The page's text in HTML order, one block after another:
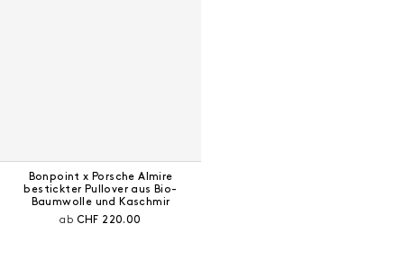
Bonpoint x Porsche Almire
bestickter Pullover aus Bio-
Baumwolle und Kaschmir
ab Aktueller Preis:
CHF 220.00